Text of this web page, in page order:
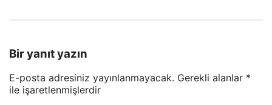
Bir yanıt yazın
E-posta adresiniz yayınlanmayacak. Gerekli alanlar *
ile işaretlenmişlerdir